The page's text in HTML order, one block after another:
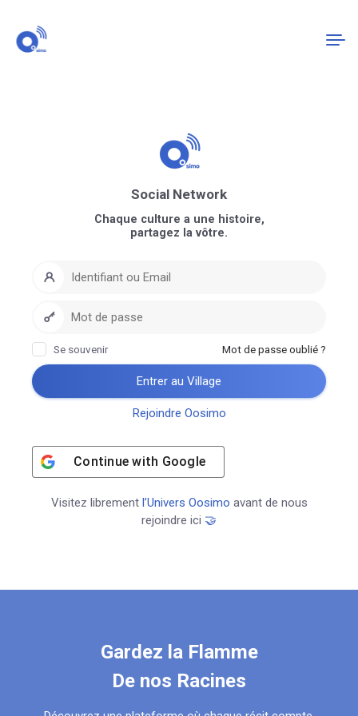
Gardez la Flamme
De nos Racines
Social Network
Chaque culture a une histoire,
partagez la vôtre.
Se souvenir Mot de passe oublié ?
Entrer au Village
Rejoindre Oosimo
Continue with Google
Visitez librement l’Univers Oosimo avant de nous
rejoindre ici 🤝